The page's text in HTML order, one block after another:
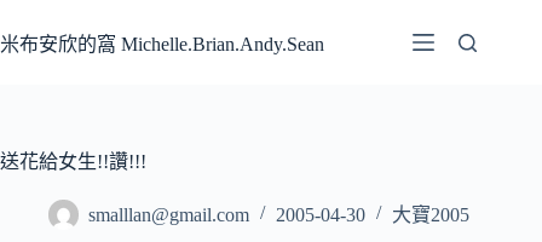
至
容
米布安欣的窩 Michelle.Brian.Andy.Sean
送花給女生!!讚!!!
smalllan@gmail.com 2005-04-30 大寶2005